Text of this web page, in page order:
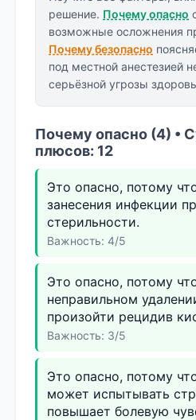
решение. Почему опасно
возможные осложнения
Почему безопасно
под местной анестезией
серьёзной угрозы
Почему опасно (4) •
плюсов: 12
Это опасно, потому
занесения инфекции
стерильности.
Важность: 4/5
Это опасно, потому
неправильном
произойти рецидив
Важность: 3/5
Это опасно, потому
может испытывать
повышает болевую